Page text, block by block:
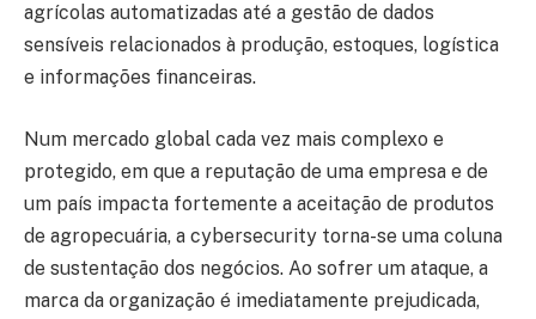
agrícolas automatizadas até a gestão de dados
sensíveis relacionados à produção, estoques, logística
e informações financeiras.
Num mercado global cada vez mais complexo e
protegido, em que a reputação de uma empresa e de
um país impacta fortemente a aceitação de produtos
de agropecuária, a cybersecurity torna-se uma coluna
de sustentação dos negócios. Ao sofrer um ataque, a
marca da organização é imediatamente prejudicada,